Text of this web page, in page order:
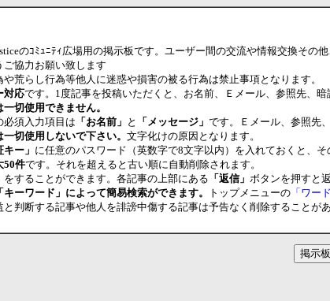
のｺﾐｭﾆﾃｨ広場用の掲示板です。ユーザー間の交流や情報交換そ
協力お願い致します
荒らし行為等他人に迷惑や損害の被る行為は禁止事項となります。
対応です。1度記事を投稿いただくと、お名前、Ｅメール、参照先、
一切使用できません。
必須入力項目は 「お名前」 と 「メッセージ」 です。Ｅメール、参照先
切使用しないで下さい。 文字化けの原因となります。
キー」 に任意のパスワード（英数字で8文字以内）を入れておくと、そ
50件です。それを超えると古い順に自動削除されます。
をすることができます。各記事の上部にある 「返信」 ボタンを押すと
「キーワード」によって簡易検索ができます。 トップメニューの「ワー
判断する記事や他人を誹謗中傷する記事は予告なく削除することがあ